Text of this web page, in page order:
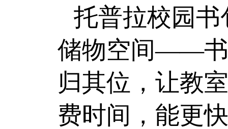
托普拉校园
储物空间——书
归其位，让教
费时间，能更